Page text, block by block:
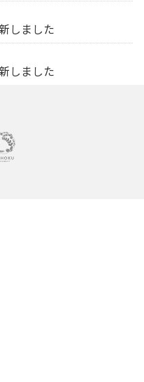
しました
しました